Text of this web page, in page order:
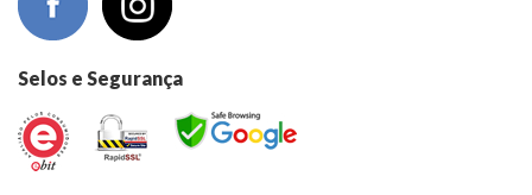
Selos e Segurança